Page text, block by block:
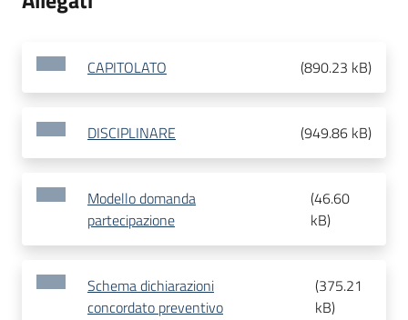
CAPITOLATO (890.23 kB)
DISCIPLINARE (949.86 kB)
Modello domanda
partecipazione
(46.60
kB)
Schema dichiarazioni
concordato preventivo
(375.21
kB)